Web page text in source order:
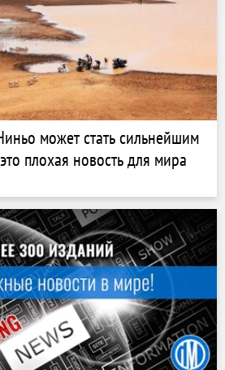
может стать сильнейшим
плохая новость для мира